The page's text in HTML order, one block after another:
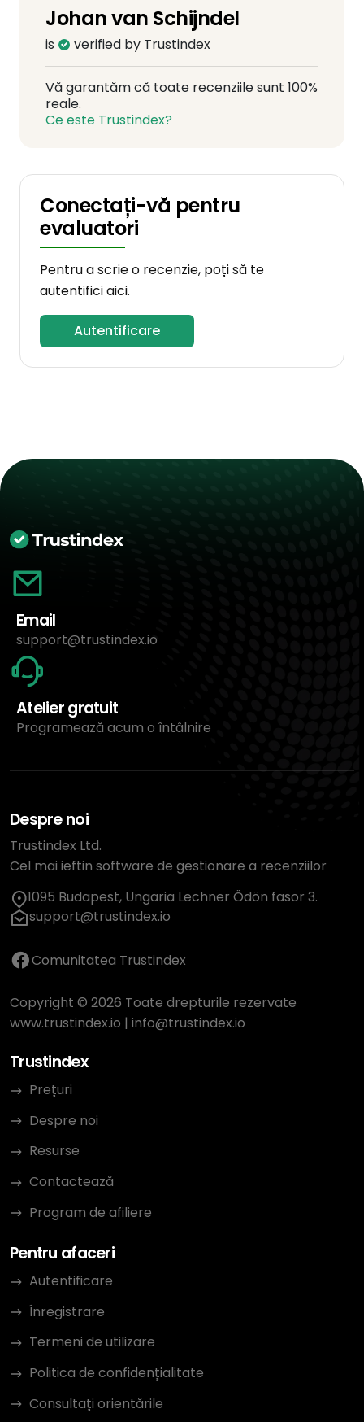
Johan van Schijndel
is verified by Trustindex
Vă garantăm că toate recenziile sunt 100%
reale.
Ce este Trustindex?
Conectați-vă pentru
evaluatori
Pentru a scrie o recenzie, poți să te
autentifici aici.
Autentificare
Email
support@trustindex.io
Atelier gratuit
Programează acum o întâlnire
Despre noi
Trustindex Ltd.
Cel mai ieftin software de gestionare a recenziilor
1095 Budapest, Ungaria Lechner Ödön fasor 3.
support@trustindex.io
Comunitatea Trustindex
Copyright © 2026 Toate drepturile rezervate
www.trustindex.io | info@trustindex.io
Trustindex
Prețuri
Despre noi
Resurse
Contactează
Program de afiliere
Pentru afaceri
Autentificare
Înregistrare
Termeni de utilizare
Politica de confidențialitate
Consultați orientările